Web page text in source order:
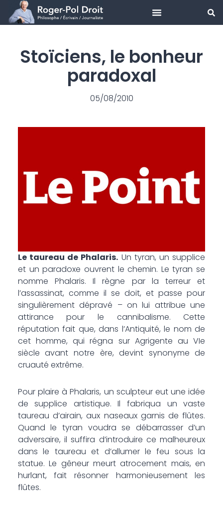
Aller
contenu
Stoïciens, le bonheur
paradoxal
05/08/2010
Le taureau de Phalaris. Un tyran, un supplice
et un paradoxe ouvrent le chemin. Le tyran se
nomme Phalaris. Il règne par la terreur et
l’assassinat, comme il se doit, et passe pour
singulièrement dépravé – on lui attribue une
attirance pour le cannibalisme. Cette
réputation fait que, dans l’Antiquité, le nom de
cet homme, qui régna sur Agrigente au VIe
siècle avant notre ère, devint synonyme de
cruauté extrême.
Pour plaire à Phalaris, un sculpteur eut une idée
de supplice artistique. Il fabriqua un vaste
taureau d’airain, aux naseaux garnis de flûtes.
Quand le tyran voudra se débarrasser d’un
adversaire, il suffira d’introduire ce malheureux
dans le taureau et d’allumer le feu sous la
statue. Le gêneur meurt atrocement mais, en
hurlant, fait résonner harmonieusement les
flûtes.